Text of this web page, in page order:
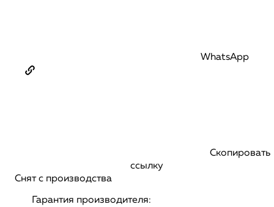
WhatsApp
Скопировать
ссылку
Снят с производства
Гарантия производителя: